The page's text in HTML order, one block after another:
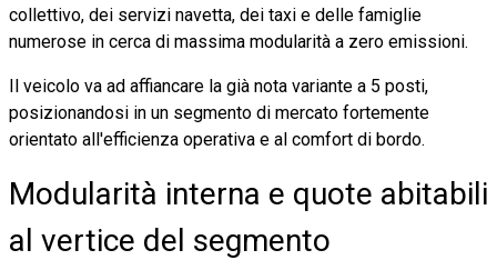
collettivo, dei servizi navetta, dei taxi e delle famiglie
numerose in cerca di massima modularità a zero emissioni.
Il veicolo va ad affiancare la già nota variante a 5 posti,
posizionandosi in un segmento di mercato fortemente
orientato all'efficienza operativa e al comfort di bordo.
Modularità interna e quote abitabili
al vertice del segmento